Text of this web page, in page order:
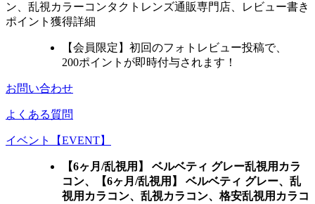
ン、乱視カラーコンタクトレンズ通販専門店、レビュー書き
ポイント獲得詳細
【会員限定】初回のフォトレビュー投稿で、
200ポイント が即時付与されます！
お問い合わせ
よくある質問
イベント【EVENT】
【6ヶ月/乱視用】 ベルベティ グレー乱視用カラ
コン、
【6ヶ月/乱視用】 ベルベティ グレー、乱
視用カラコン、乱視カラコン、格安乱視用カラコ